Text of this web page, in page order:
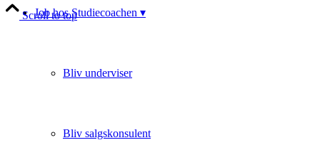
Job hos Studiecoachen ▾
Bliv underviser
Bliv salgskonsulent
Scroll to top